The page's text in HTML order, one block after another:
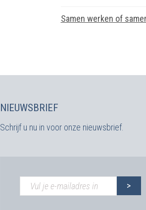
Samen werken of
NIEUWSBRIEF
Schrijf u nu in voor onze nieuwsbrief.